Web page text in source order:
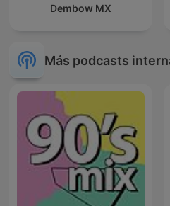
Dembow MX
Más podcasts